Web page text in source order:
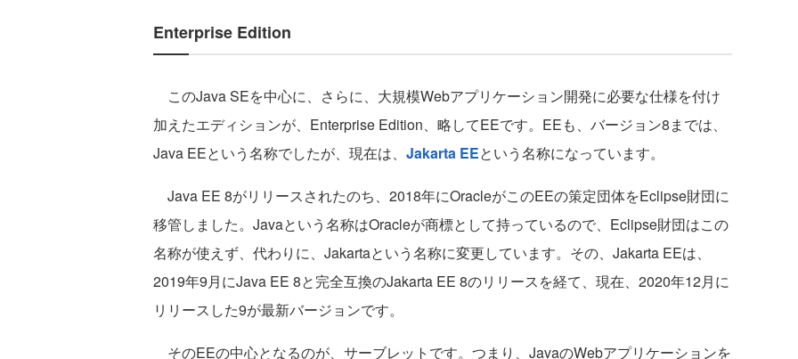
Enterprise Edition
このJava SEを中心に、さらに、大規模Webアプリケーション開発に必要な仕様を付け
加えたエディションが、Enterprise Edition、略してEEです。EEも、バージョン8までは、
Java EEという名称でしたが、現在は、 Jakarta EEという名称になっています。
Java EE 8がリリースされたのち、2018年にOracleがこのEEの策定団体をEclipse財団に
移管しました。Javaという名称はOracleが商標として持っているので、Eclipse財団はこの
名称が使えず、代わりに、Jakartaという名称に変更しています。その、Jakarta EEは、
2019年9月にJava EE 8と完全互換のJakarta EE 8のリリースを経て、現在、2020年12月に
リリースした9が最新バージョンです。
そのEEの中心となるのが、サーブレットです。つまり、JavaのWebアプリケーションを